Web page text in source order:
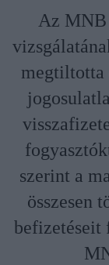
Az MNB
megtiltotta
szerint a
összesen
befizetéseit